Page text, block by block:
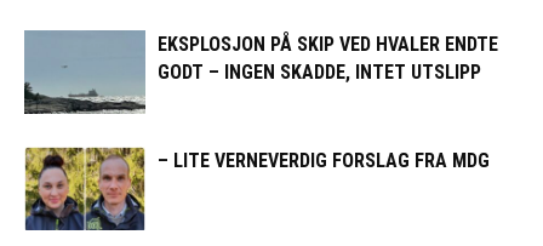
EKSPLOSJON PÅ SKIP VED HVALER ENDTE
GODT – INGEN SKADDE, INTET UTSLIPP
– LITE VERNEVERDIG FORSLAG FRA MDG